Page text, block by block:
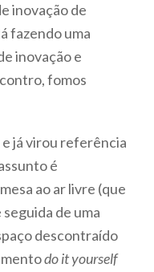
inovação de
fazendo uma
inovação e
fomos
já virou referência
é
ao ar livre (que
de uma
descontraído
do it yourself